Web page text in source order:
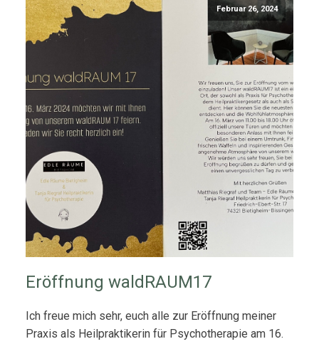
Februar 26, 2024
Eröffnung waldRAUM17
Ich freue mich sehr, euch alle zur Eröffnung meiner
Praxis als Heilpraktikerin für Psychotherapie am 16.